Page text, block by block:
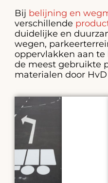
Bij belijning en
verschillende
duidelijke en
wegen,
oppervlakken aan te
de meest gebruikte
materialen door